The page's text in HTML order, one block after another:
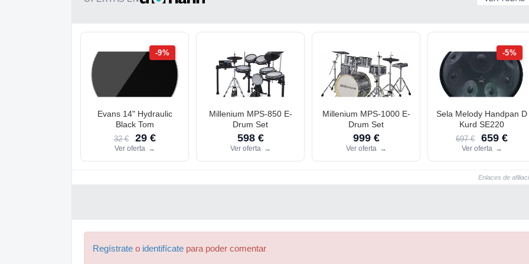
-9%
Evans 14" Hydraulic
Black Tom
32 € 29 €
Ver oferta →
Millenium MPS-850 E-
Drum Set
598 €
Ver oferta →
Millenium MPS-1000 E-
Drum Set
999 €
Ver oferta →
-5%
Sela Melody Handpan D
Kurd SE220
697 € 659 €
Ver oferta →
Enlaces de
Regístrate o identifícate para poder comentar